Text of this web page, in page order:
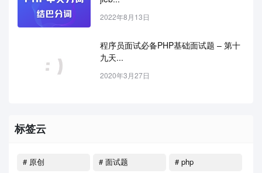
2022年8月13日
程序员面试必备PHP基础面试题 – 第十
九天...
2020年3月27日
标签云
# 原创 # 面试题 # php